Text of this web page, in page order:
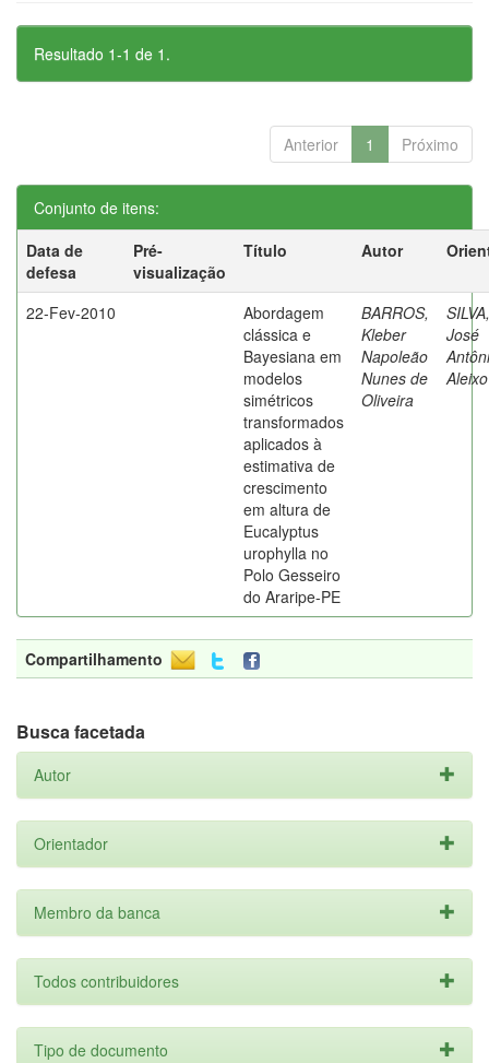
Resultado 1-1 de 1.
Anterior 1 Próximo
Conjunto de itens:
Data de
defesa
Pré-
visualização
Título Autor
22-Fev-2010
Abordagem
clássica e
Bayesiana em
modelos
simétricos
transformados
aplicados à
estimativa de
crescimento
em altura de
Eucalyptus
urophylla no
Polo Gesseiro
do Araripe-PE
BARROS,
Kleber
Napoleão
Nunes de
Oliveira
SILVA,
José
Compartilhamento
Busca facetada
Autor
Orientador
Membro da banca
Todos contribuidores
Tipo de documento